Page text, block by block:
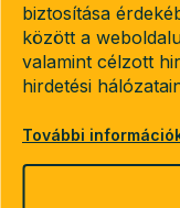
biztosítása
között a
valamint célzott
hirdetési
További